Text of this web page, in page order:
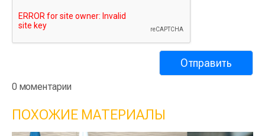
0 моментарии
ПОХОЖИЕ МАТЕРИАЛЫ